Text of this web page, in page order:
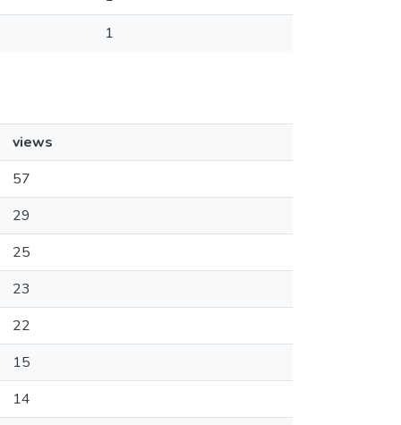
1
views
57
29
25
23
22
15
14